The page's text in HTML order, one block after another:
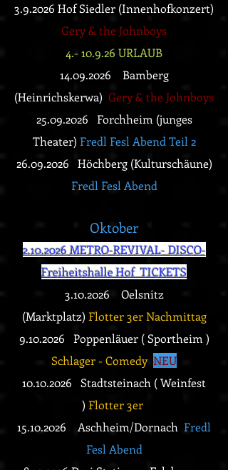
3.9.2026 Hof Siedler (Innenhofkonzert)
Gery & the Johnboys
4.- 10.9.26 URLAUB
14.09.2026 Bamberg
(Heinrichskerwa) Gery & the Johnboys
25.09.2026 Forchheim (junges
Theater) Fredl Fesl Abend Teil 2
26.09.2026 Höchberg (Kulturschäune)
Fredl Fesl Abend
Oktober
2.10.2026METRO-REVIVAL- DISCO-
Freiheitshalle Hof TICKETS
3.10.2026 Oelsnitz
(Marktplatz) Flotter 3er Nachmittag
9.10.2026 Poppenläuer ( Sportheim )
Schlager - Comedy NEU
10.10.2026 Stadtsteinach ( Weinfest
) Flotter 3er
15.10.2026 Aschheim/Dornach Fredl
Fesl Abend